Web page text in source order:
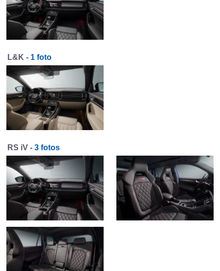
L&K - 1 foto
RS iV - 3 fotos